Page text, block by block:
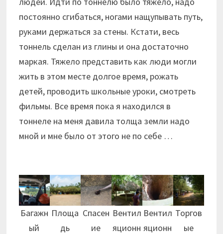
постоянно сгибаться, ногами нащупывать путь,
руками держаться за стены. Кстати, весь
тоннель сделан из глины и она достаточно
маркая. Тяжело представить как люди могли
жить в этом месте долгое время, рожать
детей, проводить школьные уроки, смотреть
фильмы. Все время пока я находился в
тоннеле на меня давила толща земли надо
мной и мне было от этого не по себе …
Багажн
ый
Площа
дь
Спасен
ие
Вентил
яционн
Вентил
яционн
Торгов
ые